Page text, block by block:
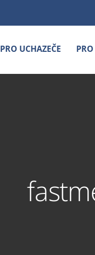
PRO UCHAZEČE